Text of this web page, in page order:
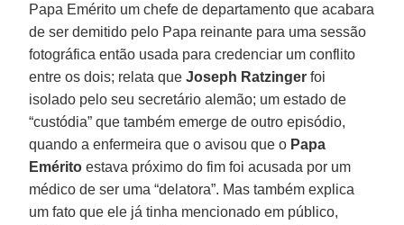
Papa Emérito um chefe de departamento que acabara
de ser demitido pelo Papa reinante para uma sessão
fotográfica então usada para credenciar um conflito
entre os dois; relata queJoseph Ratzinger foi
isolado pelo seu secretário alemão; um estado de
“custódia” que também emerge de outro episódio,
quando a enfermeira que o avisou que o Papa
Emérito estava próximo do fim foi acusada por um
médico de ser uma “delatora”. Mas também explica
um fato que ele já tinha mencionado em público,